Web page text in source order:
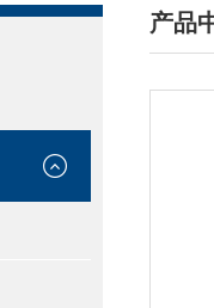
产品
/